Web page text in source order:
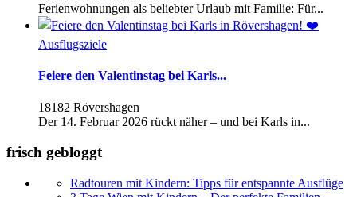
Ferienwohnungen als beliebter Urlaub mit Familie: Für...
Ausflugsziele
Feiere den Valentinstag bei Karls...
18182 Rövershagen
Der 14. Februar 2026 rückt näher – und bei Karls in...
frisch gebloggt
Radtouren mit Kindern: Tipps für entspannte Ausflüge